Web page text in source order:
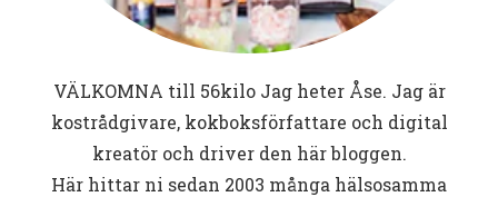
VÄLKOMNA till 56kiloJag heter Åse. Jag är
kostrådgivare, kokboksförfattare och digital
kreatör och driver den här bloggen.
Här hittar ni sedan 2003 många hälsosamma